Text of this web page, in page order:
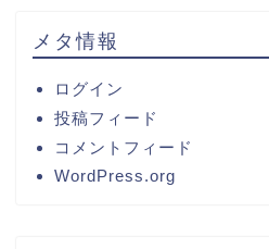
メタ情報
ログイン
投稿フィード
コメントフィード
WordPress.org